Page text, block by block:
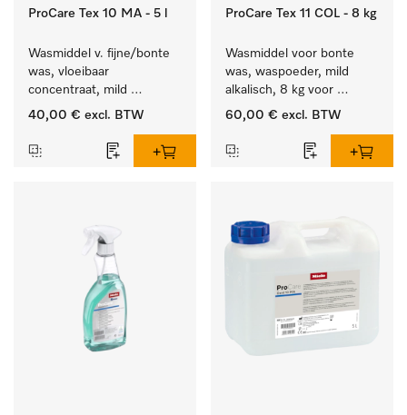
ProCare Tex 10 MA - 5 l
Wasmiddel v. fijne/bonte
was, vloeibaar
concentraat, mild
alkalisch, 5 l voor het
en gevoelig textiel.
40,00 € excl. BTW
ProCare Tex 11 COL - 8 kg
Wasmiddel voor bonte
was, waspoeder, mild
alkalisch, 8 kg voor
behoud van kleur en
was.
60,00 € excl. BTW